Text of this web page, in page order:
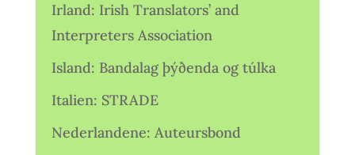
Irland: Irish Translators’ and
Interpreters Association
Island: Bandalag þýðenda og túlka
Italien: STRADE
Nederlandene: Auteursbond